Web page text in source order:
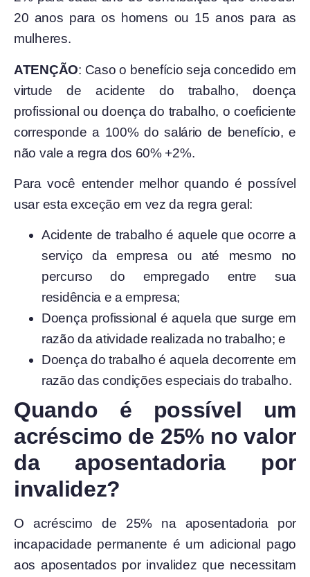
20 anos para os homens ou 15 anos para as
mulheres.
ATENÇÃO: Caso o benefício seja concedido em
virtude de acidente do trabalho, doença
profissional ou doença do trabalho, o coeficiente
corresponde a 100% do salário de benefício, e
não vale a regra dos 60% +2%.
Para você entender melhor quando é possível
usar esta exceção em vez da regra geral:
Acidente de trabalho é aquele que ocorre a
serviço da empresa ou até mesmo no
percurso do empregado entre sua
residência e a empresa;
Doença profissional é aquela que surge em
razão da atividade realizada no trabalho; e
Doença do trabalho é aquela decorrente em
razão das condições especiais do trabalho.
Quando é possível um
acréscimo de 25% no valor
da aposentadoria por
invalidez?
O acréscimo de 25% na aposentadoria por
incapacidade permanente é um adicional pago
aos aposentados por invalidez que necessitam